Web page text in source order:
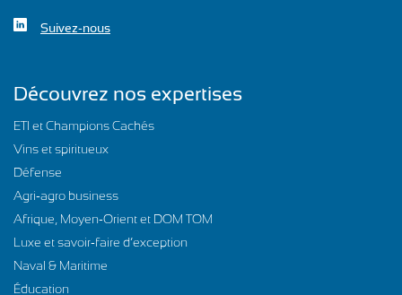
Suivez-nous
Découvrez nos expertises
ETI et Champions Cachés
Vins et spiritueux
Défense
Agri-agro business
Afrique, Moyen-Orient et DOM TOM
Luxe et savoir-faire d’exception
Naval & Maritime
Éducation